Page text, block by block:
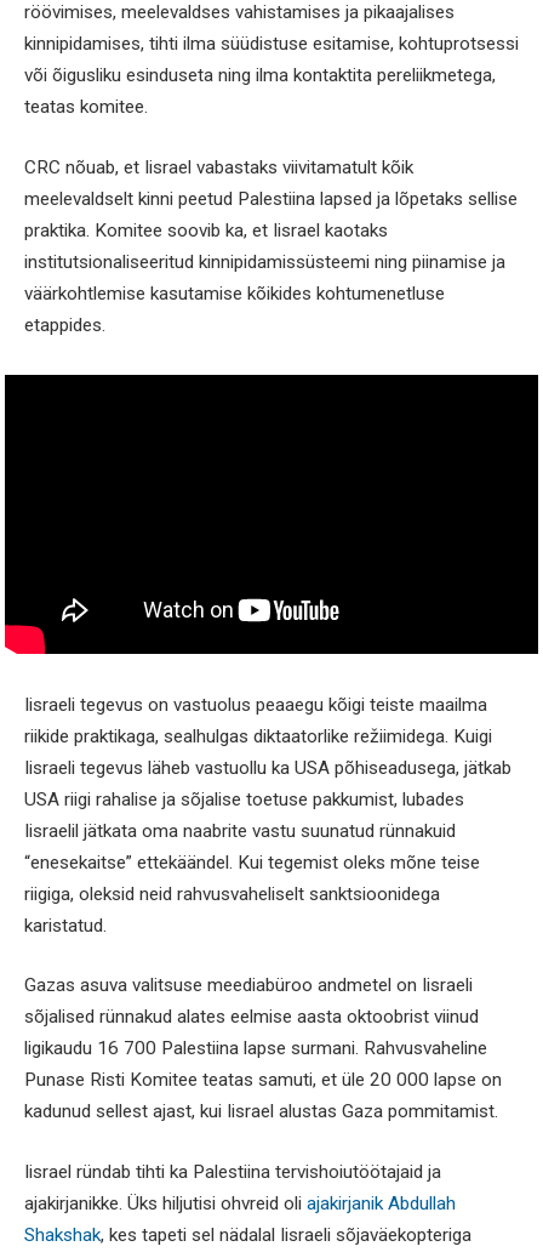
röövimises, meelevaldses vahistamises ja pikaajalises
kinnipidamises, tihti ilma süüdistuse esitamise, kohtuprotsessi
või õigusliku esinduseta ning ilma kontaktita pereliikmetega,
teatas komitee.
CRC nõuab, et Iisrael vabastaks viivitamatult kõik
meelevaldselt kinni peetud Palestiina lapsed ja lõpetaks sellise
praktika. Komitee soovib ka, et Iisrael kaotaks
institutsionaliseeritud kinnipidamissüsteemi ning piinamise ja
väärkohtlemise kasutamise kõikides kohtumenetluse
etappides.
Iisraeli tegevus on vastuolus peaaegu kõigi teiste maailma
riikide praktikaga, sealhulgas diktaatorlike režiimidega. Kuigi
Iisraeli tegevus läheb vastuollu ka USA põhiseadusega, jätkab
USA riigi rahalise ja sõjalise toetuse pakkumist, lubades
Iisraelil jätkata oma naabrite vastu suunatud rünnakuid
“enesekaitse” ettekäändel. Kui tegemist oleks mõne teise
riigiga, oleksid neid rahvusvaheliselt sanktsioonidega
karistatud.
Gazas asuva valitsuse meediabüroo andmetel on Iisraeli
sõjalised rünnakud alates eelmise aasta oktoobrist viinud
ligikaudu 16 700 Palestiina lapse surmani. Rahvusvaheline
Punase Risti Komitee teatas samuti, et üle 20 000 lapse on
kadunud sellest ajast, kui Iisrael alustas Gaza pommitamist.
Iisrael ründab tihti ka Palestiina tervishoiutöötajaid ja
ajakirjanikke. Üks hiljutisi ohvreid oli ajakirjanik Abdullah
Shakshak, kes tapeti sel nädalal Iisraeli sõjaväekopteriga